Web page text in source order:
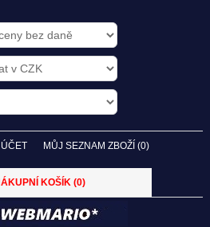
MŮJ SEZNAM ZBOŽÍ (0)
KOŠÍK (0)